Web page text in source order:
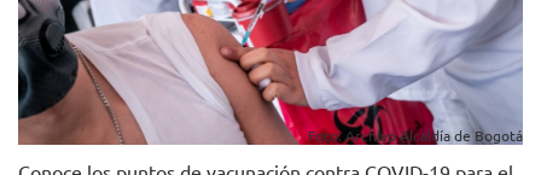
Foto: Archivo Alcaldía de Bogotá